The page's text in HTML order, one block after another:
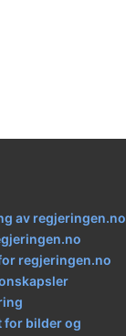
av regjeringen.no
regjeringen.no
for bilder og